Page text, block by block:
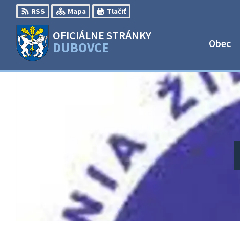
Preskočiť
na
obsah
RSS Mapa Tlačiť
OFICIÁLNE STRÁNKY
DUBOVCE Obec